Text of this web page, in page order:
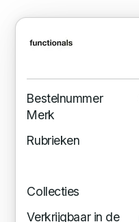
Bestelnummer
Merk
Rubrieken
Collecties
Verkrijgbaar in de